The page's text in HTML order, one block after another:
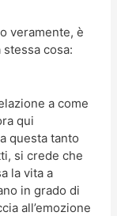
veramente, è
cosa:
a come
qui
questa tanto
si crede che
la vita a
in grado di
all’emozione